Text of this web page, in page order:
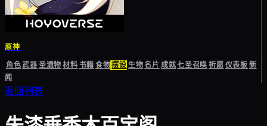
原神
角色武器圣遗物材料书籍食物摆设生物名片成就七圣召唤祈愿仪表板新
闻
返回列表